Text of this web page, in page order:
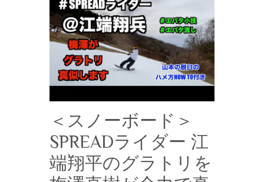
＜スノーボード＞
SPREADライダー 江
端翔平のグラトリを